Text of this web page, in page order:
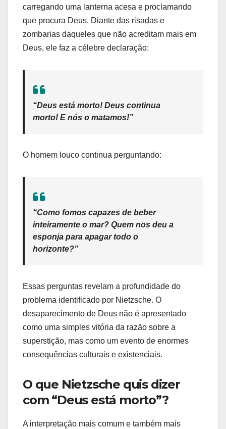
carregando uma lanterna acesa e proclamando
que procura Deus. Diante das risadas e
zombarias daqueles que não acreditam mais em
Deus, ele faz a célebre declaração:
“Deus está morto! Deus continua
morto! E nós o matamos!”
O homem louco continua perguntando:
“Como fomos capazes de beber
inteiramente o mar? Quem nos deu a
esponja para apagar todo o
horizonte?”
Essas perguntas revelam a profundidade do
problema identificado por Nietzsche. O
desaparecimento de Deus não é apresentado
como uma simples vitória da razão sobre a
superstição, mas como um evento de enormes
consequências culturais e existenciais.
O que Nietzsche quis dizer
com “Deus está morto”?
A interpretação mais comum e também mais